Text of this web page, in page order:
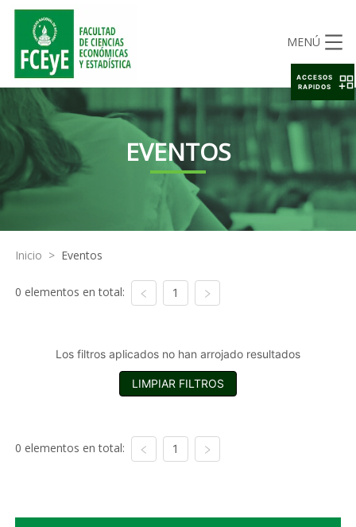
MENÚ
EVENTOS
Inicio > Eventos
0 elementos en total: 1
Los filtros aplicados no han arrojado resultados
LIMPIAR FILTROS
0 elementos en total: 1
ACCESOS
RAPIDOS